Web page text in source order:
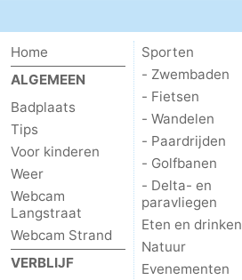
Home
ALGEMEEN
Badplaats
Tips
Voor kinderen
Weer
Webcam
Langstraat
Webcam Strand
VERBLIJF
Sporten
- Zwembaden
- Fietsen
- Wandelen
- Paardrijden
- Golfbanen
- Delta- en
paravliegen
Eten en drinken
Natuur
Evenementen